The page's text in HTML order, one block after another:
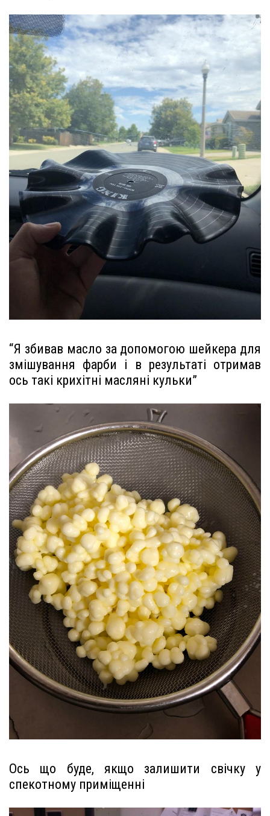
“Я збивав масло за допомогою шейкера для
змішування фарби і в результаті отримав
ось такі крихітні масляні кульки”
Ось що буде, якщо залишити свічку у
спекотному приміщенні